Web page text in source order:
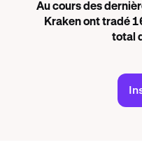
Au cours des
Kraken ont tradé
total